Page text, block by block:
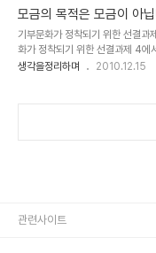
않을까 생각합니다. 그래서 많은..
은 어딘가 기존의 방식과는 달리
고자 하는 사람들과의 관계를 원활
부터 일부 블로그에 설치되기 시
그 중 가장 보편적으로 많이 설치
(Disqus)입니다. 국내에도 소셜 댓
모금의 목적은 모금이 아
기부문화가 정착되기 위한 선결
화가 정착되기 위한 선결과제 4에
읽지 않으셨다면, 내용의 이해를
회라고 달려드는 것을 경계해야
생각을정리하며 2010.12.15
관련사이트